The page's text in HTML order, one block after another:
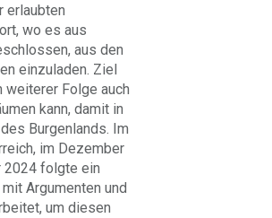
erlaubten
wo es aus
aus den
einzuladen. Ziel
weiterer Folge auch
kann, damit in
Burgenlands. Im
im Dezember
2024 folgte ein
Argumenten und
um diesen